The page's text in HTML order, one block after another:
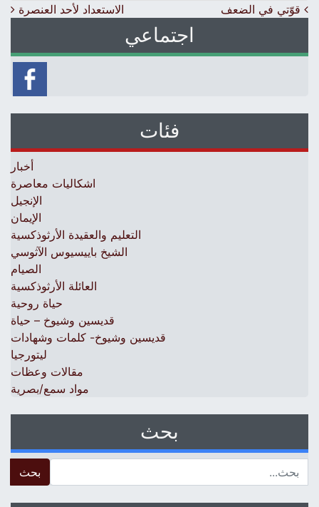
Post navigation
قوّتي في الضعف الاستعداد لأحد العنصرة
اجتماعي
فئات
أخبار
اشكاليات معاصرة
الإنجيل
الإيمان
التعليم والعقيدة الأرثوذكسية
الشيخ باييسيوس الآثوسي
الصيام
العائلة الأرثوذكسية
حياة روحية
قديسين وشيوخ – حياة
قديسين وشيوخ- كلمات وشهادات
ليتورجيا
مقالات وعظات
مواد سمع/بصرية
بحث